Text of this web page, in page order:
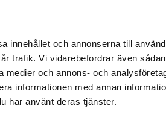
innehållet och annonserna till
trafik. Vi vidarebefordrar även
medier och annons- och
informationen med annan
har använt deras tjänster.
föreningsliv Utbildning